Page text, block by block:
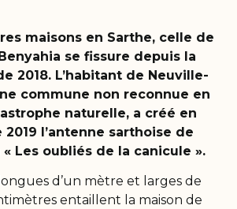
maisons en Sarthe, celle de
se fissure depuis la
2018. L’habitant de Neuville-
commune non reconnue en
naturelle, a créé en
l’antenne sarthoise de
« Les oubliés de la canicule ».
d’un mètre et larges de
entaillent la maison de